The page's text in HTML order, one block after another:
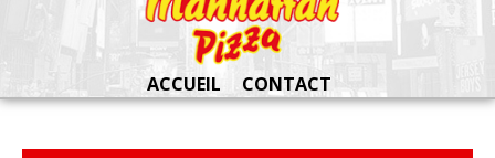
ACCUEIL CONTACT